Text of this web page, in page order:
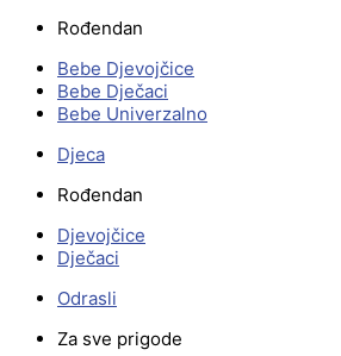
Rođendan
Bebe Djevojčice
Bebe Dječaci
Bebe Univerzalno
Djeca
Rođendan
Djevojčice
Dječaci
Odrasli
Za sve prigode